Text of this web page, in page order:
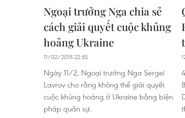
Ngoại trưởng Nga chia sẻ
cách giải quyết cuộc khủng
hoảng Ukraine
11/02/2015 22:55
Ngày 11/2, Ngoại trưởng Nga Sergei
Lavrov cho rằng không thể giải quyết
cuộc khủng hoảng ở Ukraine bằng biện
pháp quân sự.